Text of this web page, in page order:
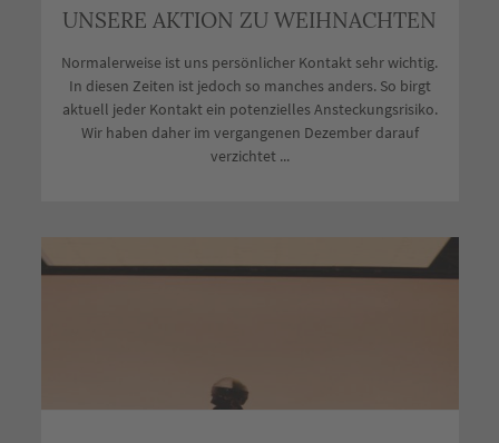
UNSERE AKTION ZU WEIHNACHTEN
Normalerweise ist uns persönlicher Kontakt sehr wichtig.
In diesen Zeiten ist jedoch so manches anders. So birgt
aktuell jeder Kontakt ein potenzielles Ansteckungsrisiko.
Wir haben daher im vergangenen Dezember darauf
verzichtet ...